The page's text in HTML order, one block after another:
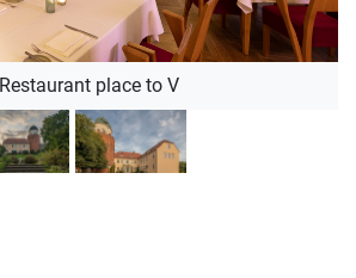
Restaurant place to V